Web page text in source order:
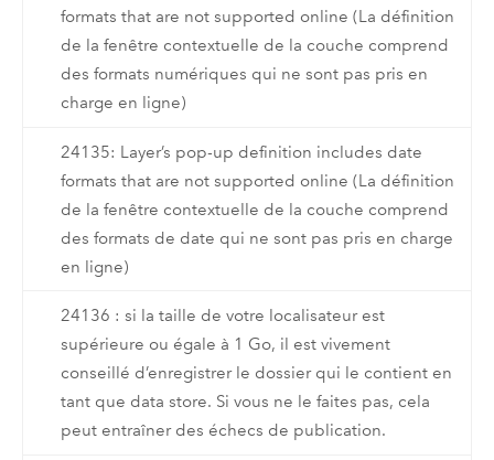
formats that are not supported online (La définition
de la fenêtre contextuelle de la couche comprend
des formats numériques qui ne sont pas pris en
charge en ligne)
24135: Layer’s pop-up definition includes date
formats that are not supported online (La définition
de la fenêtre contextuelle de la couche comprend
des formats de date qui ne sont pas pris en charge
en ligne)
24136 : si la taille de votre localisateur est
supérieure ou égale à 1 Go, il est vivement
conseillé d’enregistrer le dossier qui le contient en
tant que data store. Si vous ne le faites pas, cela
peut entraîner des échecs de publication.